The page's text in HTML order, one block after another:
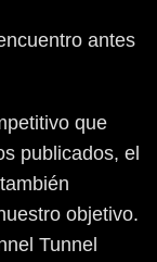
antes
que
publicados, el
objetivo.
Tunnel